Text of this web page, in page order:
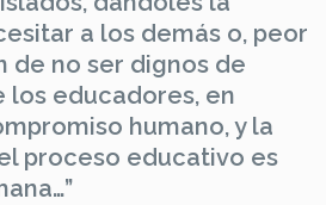
a los demás o, peor
de no ser dignos de
los educadores, en
humano, y la
proceso educativo es